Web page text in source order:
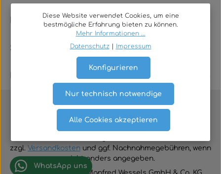
Rechtliches
Service
Vertrag widerrufen
zzgl. Versandkosten und ggf. Nachnahmegebühren, wenn
nicht anders angegeben.
WhatsApp uns
Diese Website verwendet Cookies, um eine
bestmögliche Erfahrung bieten zu können.
Mehr Informationen ...
Datenschutz
Impressum
Nur technisch notwendige
Konfigurieren
Alle Cookies akzeptieren